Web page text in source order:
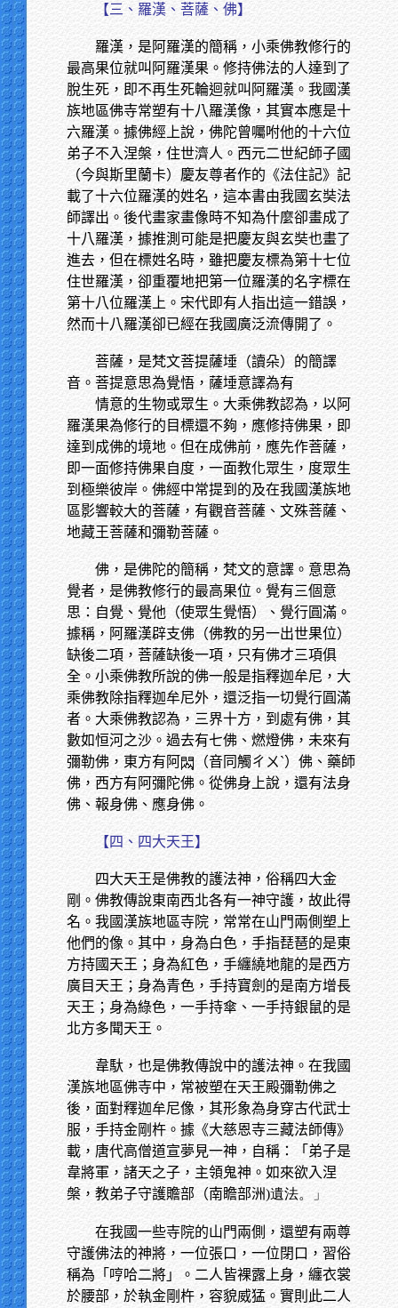
【三、羅漢、菩薩、佛】
羅漢，是阿羅漢的簡稱，小乘佛教修行的
最高果位就叫阿羅漢果。修持佛法的人達到了
脫生死，即不再生死輪迴就叫阿羅漢。我國漢
族地區佛寺常塑有十八羅漢像，其實本應是十
六羅漢。據佛經上說，佛陀曾囑咐他的十六位
弟子不入涅槃，住世濟人。西元二世紀師子國
（今與斯里蘭卡）慶友尊者作的《法住記》記
載了十六位羅漢的姓名，這本書由我國玄奘法
師譯出。後代畫家畫像時不知為什麼卻畫成了
十八羅漢，據推測可能是把慶友與玄奘也畫了
進去，但在標姓名時，雖把慶友標為第十七位
住世羅漢，卻重覆地把第一位羅漢的名字標在
第十八位羅漢上。宋代即有人指出這一錯誤，
然而十八羅漢卻已經在我國廣泛流傳開了。
菩薩，是梵文菩提薩埵（讀朵）的簡譯
音。菩提意思為覺悟，薩埵意譯為有
情意的生物或眾生。大乘佛教認為，以阿
羅漢果為修行的目標還不夠，應修持佛果，即
達到成佛的境地。但在成佛前，應先作菩薩，
即一面修持佛果自度，一面教化眾生，度眾生
到極樂彼岸。佛經中常提到的及在我國漢族地
區影響較大的菩薩，有觀音菩薩、文殊菩薩、
地藏王菩薩和彌勒菩薩。
佛，是佛陀的簡稱，梵文的意譯。意思為
覺者，是佛教修行的最高果位。覺有三個意
思：自覺、覺他（使眾生覺悟）、覺行圓滿。
據稱，阿羅漢辟支佛（佛教的另一出世果位）
缺後二項，菩薩缺後一項，只有佛才三項俱
全。小乘佛教所說的佛一般是指釋迦牟尼，大
乘佛教除指釋迦牟尼外，還泛指一切覺行圓滿
者。大乘佛教認為，三界十方，到處有佛，其
數如恒河之沙。過去有七佛、燃燈佛，未來有
彌勒佛，東方有阿
（音同觸ㄔㄨˋ）佛、藥師
佛，西方有阿彌陀佛。從佛身上說，還有法身
佛、報身佛、應身佛。
【四、四大天王】
四大天王是佛教的護法神，俗稱四大金
剛。佛教傳說東南西北各有一神守護，故此得
名。我國漢族地區寺院，常常在山門兩側塑上
他們的像。其中，身為白色，手指琵琶的是東
方持國天王；身為紅色，手纏繞地龍的是西方
廣目天王；身為青色，手持寶劍的是南方增長
天王；身為綠色，一手持傘、一手持銀鼠的是
北方多聞天王。
韋馱，也是佛教傳說中的護法神。在我國
漢族地區佛寺中，常被塑在天王殿彌勒佛之
後，面對釋迦牟尼像，其形象為身穿古代武士
服，手持金剛杵。據《大慈恩寺三藏法師傳》
載，唐代高僧道宣夢見一神，自稱：「弟子是
韋將軍，諸天之子，主領鬼神。如來欲入涅
槃，教弟子守護贍部（南瞻部洲)遺法。」
在我國一些寺院的山門兩側，還塑有兩尊
守護佛法的神將，一位張口，一位閉口，習俗
稱為「哼哈二將」。二人皆裸露上身，纏衣裳
於腰部，於執金剛杵，容貌威猛。實則此二人